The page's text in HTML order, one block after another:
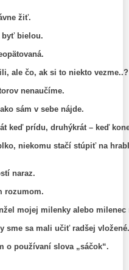
žiť.
byť bielou.
ale čo, ak si to niekto vezme..?
nenaučíme.
sám v sebe nájde.
keď prídu, druhýkrát – keď
niekomu stačí stúpiť na
naraz.
rozumom.
mojej milenky alebo
sme sa mali učiť radšej
o používaní slova „sáčok“.